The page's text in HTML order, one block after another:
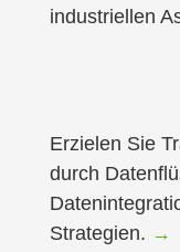
industriellen
Erzielen Sie
durch
Strategien. →